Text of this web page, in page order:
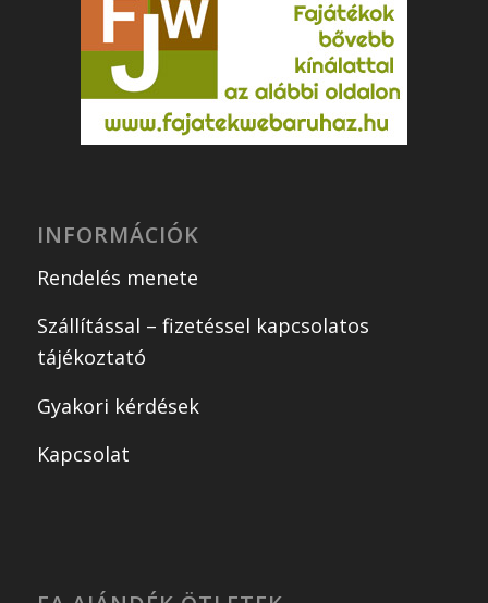
INFORMÁCIÓK
Rendelés menete
Szállítással – fizetéssel kapcsolatos
tájékoztató
Gyakori kérdések
Kapcsolat